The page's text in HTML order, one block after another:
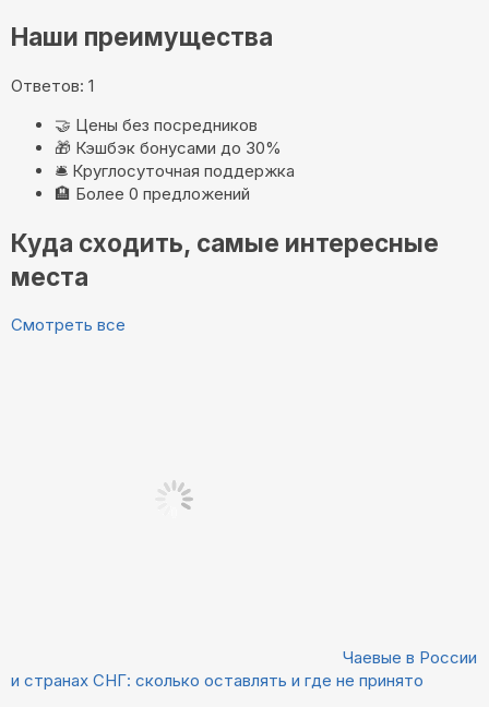
Наши преимущества
Ответов: 1
🤝 Цены без посредников
🎁 Кэшбэк бонусами до 30%
🛎️ Круглосуточная поддержка
🏨 Более 0 предложений
Куда сходить, самые интересные
места
Смотреть все
Чаевые в России
и странах СНГ: сколько оставлять и где не принято